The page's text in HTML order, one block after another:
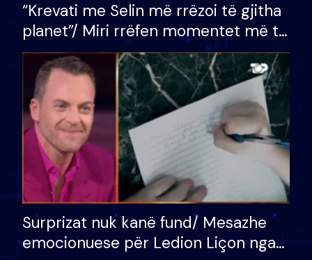
“Krevati me Selin më rrëzoi të gjitha
planet”/ Miri rrëfen momentet më të
bukura në shtëpinë e BB VIP: Do më
mungojë zilja e mëngjesit kur…
Surprizat nuk kanë fund/ Mesazhe
emocionuese për Ledion Liçon nga